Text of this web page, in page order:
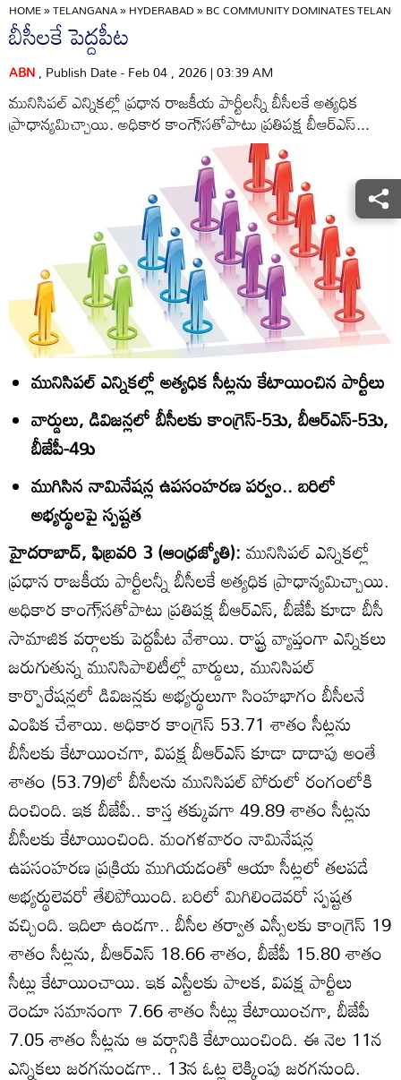
HOME»TELANGANA»HYDERABAD»BC COMMUNITY DOMINATES
బీసీలకే పెద్దపీట
ABN, Publish Date - Feb 04 , 2026 | 03:39 AM
మునిసిపల్‌ ఎన్నికల్లో ప్రధాన రాజకీయ పార్టీలన్నీ బీసీలకే అత్యధిక
ప్రాధాన్యమిచ్చాయి. అధికార కాంగ్రె్‌సతోపాటు ప్రతిపక్ష బీఆర్‌ఎస్‌...
మునిసిపల్‌ ఎన్నికల్లో అత్యధిక సీట్లను కేటాయించిన పార్టీలు
వార్డులు, డివిజన్లలో బీసీలకు కాంగ్రెస్‌-53ు, బీఆర్‌ఎస్‌-53ు,
బీజేపీ-49ు
ముగిసిన నామినేషన్ల ఉపసంహరణ పర్వం.. బరిలో
అభ్యర్థులపై స్పష్టత
హైదరాబాద్‌, ఫిబ్రవరి 3 (ఆంధ్రజ్యోతి):మునిసిపల్‌ ఎన్నికల్లో
ప్రధాన రాజకీయ పార్టీలన్నీ బీసీలకే అత్యధిక ప్రాధాన్యమిచ్చాయి.
అధికార కాంగ్రె్‌సతోపాటు ప్రతిపక్ష బీఆర్‌ఎస్‌, బీజేపీ కూడా బీసీ
సామాజిక వర్గాలకు పెద్దపీట వేశాయి. రాష్ట్ర వ్యాప్తంగా ఎన్నికలు
జరుగుతున్న మునిసిపాలిటీల్లో వార్డులు, మునిసిపల్‌
కార్పొరేషన్లలో డివిజన్లకు అభ్యర్థులుగా సింహభాగం బీసీలనే
ఎంపిక చేశాయి. అధికార కాంగ్రెస్‌ 53.71 శాతం సీట్లను
బీసీలకు కేటాయించగా, విపక్ష బీఆర్‌ఎస్‌ కూడా దాదాపు అంతే
శాతం (53.79)లో బీసీలను మునిసిపల్‌ పోరులో రంగంలోకి
దించింది. ఇక బీజేపీ.. కాస్త తక్కువగా 49.89 శాతం సీట్లను
బీసీలకు కేటాయించింది. మంగళవారం నామినేషన్ల
ఉపసంహరణ ప్రక్రియ ముగియడంతో ఆయా సీట్లలో తలపడే
అభ్యర్థులెవరో తేలిపోయింది. బరిలో మిగిలిందెవరో స్పష్టత
వచ్చింది. ఇదిలా ఉండగా.. బీసీల తర్వాత ఎస్సీలకు కాంగ్రెస్‌ 19
శాతం సీట్లను, బీఆర్‌ఎస్‌ 18.66 శాతం, బీజేపీ 15.80 శాతం
సీట్లు కేటాయించాయి. ఇక ఎస్టీలకు పాలక, విపక్ష పార్టీలు
రెండూ సమానంగా 7.66 శాతం సీట్లు కేటాయించగా, బీజేపీ
7.05 శాతం సీట్లను ఆ వర్గానికి కేటాయించింది. ఈ నెల 11న
ఎన్నికలు జరగనుండగా.. 13న ఓట్ల లెక్కింపు జరగనుంది.